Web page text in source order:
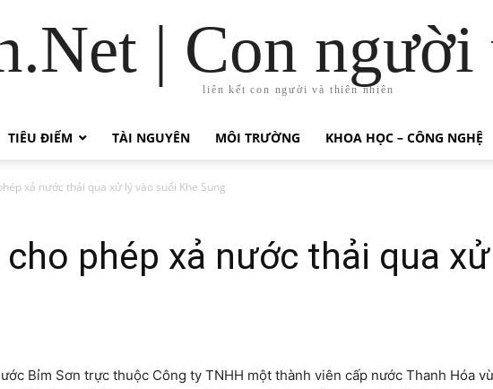
| Con
liên kết con người và thiên nhiên
TIÊU ĐIỂM TÀI NGUYÊN MÔI TRƯỜNG KHOA HỌC – CÔNG NGHỆ
xả nước thải qua xử lý vào suối Khe Sung
phép xả nước thải qua
Bỉm Sơn trực thuộc Công ty TNHH một thành viên cấp nước Thanh Hóa